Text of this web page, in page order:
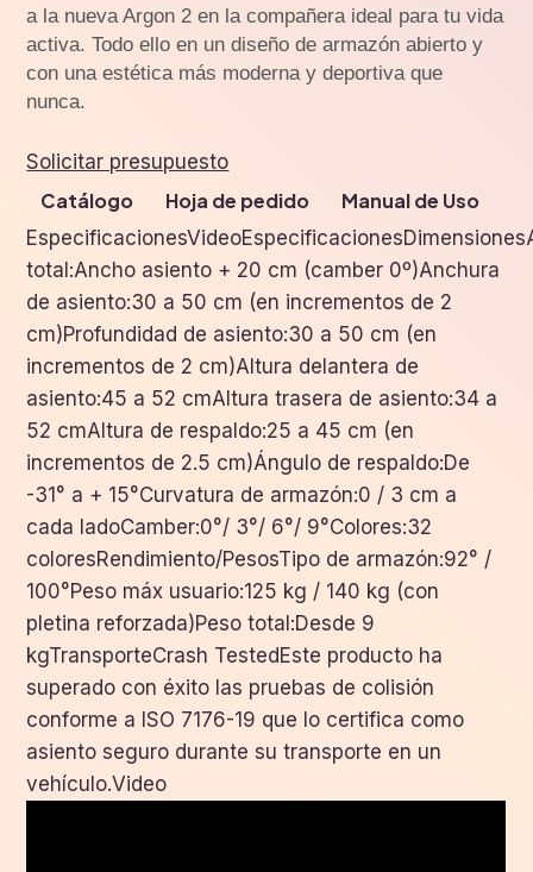
a la nueva Argon 2 en la compañera ideal para tu vida
activa. Todo ello en un diseño de armazón abierto y
con una estética más moderna y deportiva que
nunca.
Solicitar presupuesto
Catálogo Hoja de pedido Manual de Uso
total:Ancho asiento + 20 cm (camber 0º)Anchura
de asiento:30 a 50 cm (en incrementos de 2
cm)Profundidad de asiento:30 a 50 cm (en
incrementos de 2 cm)Altura delantera de
asiento:45 a 52 cmAltura trasera de asiento:34 a
52 cmAltura de respaldo:25 a 45 cm (en
incrementos de 2.5 cm)Ángulo de respaldo:De
-31° a + 15°Curvatura de armazón:0 / 3 cm a
cada ladoCamber:0°/ 3°/ 6°/ 9°Colores:32
coloresRendimiento/PesosTipo de armazón:92° /
100°Peso máx usuario:125 kg / 140 kg (con
pletina reforzada)Peso total:Desde 9
kgTransporteCrash TestedEste producto ha
superado con éxito las pruebas de colisión
conforme a ISO 7176-19 que lo certifica como
asiento seguro durante su transporte en un
vehículo.Video